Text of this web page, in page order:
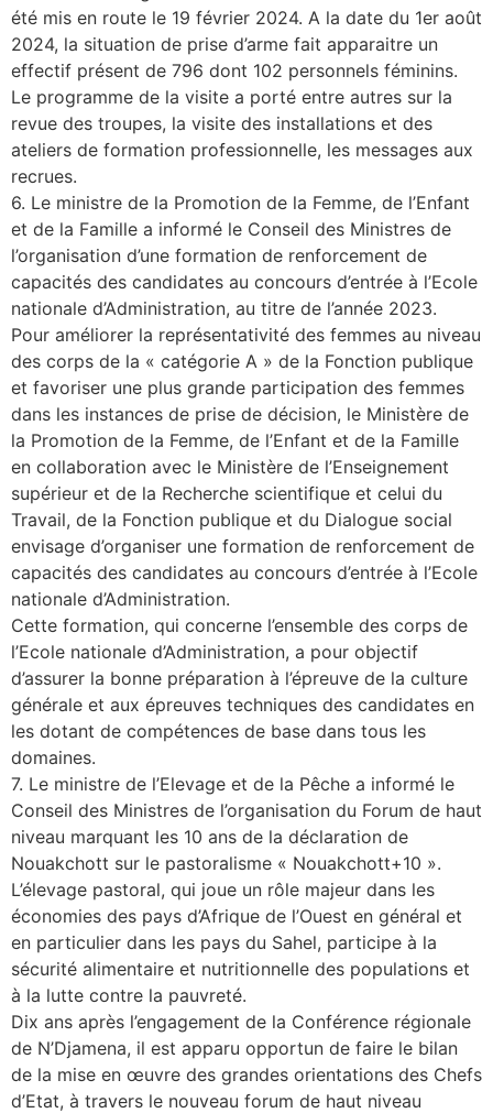
été mis en route le 19 février 2024. A la date du 1er août
2024, la situation de prise d’arme fait apparaitre un
effectif présent de 796 dont 102 personnels féminins.
Le programme de la visite a porté entre autres sur la
revue des troupes, la visite des installations et des
ateliers de formation professionnelle, les messages aux
recrues.
6. Le ministre de la Promotion de la Femme, de l’Enfant
et de la Famille a informé le Conseil des Ministres de
l’organisation d’une formation de renforcement de
capacités des candidates au concours d’entrée à l’Ecole
nationale d’Administration, au titre de l’année 2023.
Pour améliorer la représentativité des femmes au niveau
des corps de la « catégorie A » de la Fonction publique
et favoriser une plus grande participation des femmes
dans les instances de prise de décision, le Ministère de
la Promotion de la Femme, de l’Enfant et de la Famille
en collaboration avec le Ministère de l’Enseignement
supérieur et de la Recherche scientifique et celui du
Travail, de la Fonction publique et du Dialogue social
envisage d’organiser une formation de renforcement de
capacités des candidates au concours d’entrée à l’Ecole
nationale d’Administration.
Cette formation, qui concerne l’ensemble des corps de
l’Ecole nationale d’Administration, a pour objectif
d’assurer la bonne préparation à l’épreuve de la culture
générale et aux épreuves techniques des candidates en
les dotant de compétences de base dans tous les
domaines.
7. Le ministre de l’Elevage et de la Pêche a informé le
Conseil des Ministres de l’organisation du Forum de haut
niveau marquant les 10 ans de la déclaration de
Nouakchott sur le pastoralisme « Nouakchott+10 ».
L’élevage pastoral, qui joue un rôle majeur dans les
économies des pays d’Afrique de l’Ouest en général et
en particulier dans les pays du Sahel, participe à la
sécurité alimentaire et nutritionnelle des populations et
à la lutte contre la pauvreté.
Dix ans après l’engagement de la Conférence régionale
de N’Djamena, il est apparu opportun de faire le bilan
de la mise en œuvre des grandes orientations des Chefs
d’Etat, à travers le nouveau forum de haut niveau